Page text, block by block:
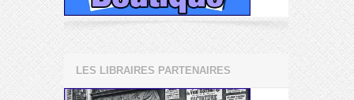
LES LIBRAIRES PARTENAIRES